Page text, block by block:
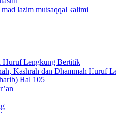
lazim mutsaqqal kalimi
Huruf Lengkung Bertitik
Kashrah dan Dhammah Huruf
Hal 105